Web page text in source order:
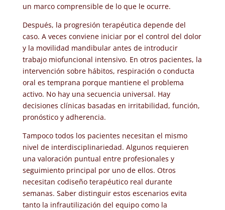
un marco comprensible de lo que le ocurre.
Después, la progresión terapéutica depende del
caso. A veces conviene iniciar por el control del dolor
y la movilidad mandibular antes de introducir
trabajo miofuncional intensivo. En otros pacientes, la
intervención sobre hábitos, respiración o conducta
oral es temprana porque mantiene el problema
activo. No hay una secuencia universal. Hay
decisiones clínicas basadas en irritabilidad, función,
pronóstico y adherencia.
Tampoco todos los pacientes necesitan el mismo
nivel de interdisciplinariedad. Algunos requieren
una valoración puntual entre profesionales y
seguimiento principal por uno de ellos. Otros
necesitan codiseño terapéutico real durante
semanas. Saber distinguir estos escenarios evita
tanto la infrautilización del equipo como la